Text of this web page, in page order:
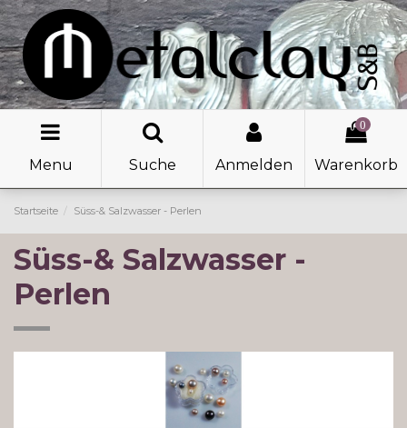
Menu Suche Anmelden
0
Warenkorb
Startseite Süss-& Salzwasser - Perlen
Süss-& Salzwasser -
Perlen